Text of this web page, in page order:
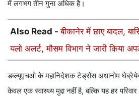
में लगभग तीन गुना अधिक है।
Also Read -बीकानेर में छाए बादल,
यलो अलर्ट, मौसम विभाग ने जारी किया
डब्ल्यूएचओ के महानिदेशक टेड्रोस अधानोम
केवल एक स्वास्थ्य मुद्दा नहीं है, बल्कि यह हर